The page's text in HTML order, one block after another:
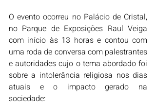
O evento ocorreu no Palácio de Cristal,
no Parque de Exposições Raul Veiga
com início às 13 horas e contou com
uma roda de conversa com palestrantes
e autoridades cujo o tema abordado foi
sobre a intolerância religiosa nos dias
atuais e o impacto gerado na
sociedade: